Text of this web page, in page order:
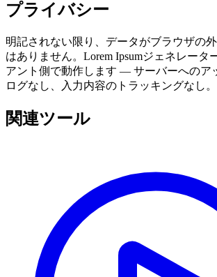
プライバシー
明記されない限り、データがブラウザの
はありません。Lorem Ipsumジェネレータ
アント側で動作します — サーバーへのア
ログなし、入力内容のトラッキングなし。
関連ツール